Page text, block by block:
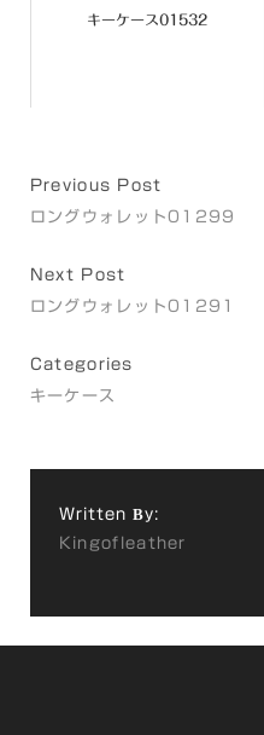
キーケース01532
Previous Post
ロングウォレット01299
Next Post
ロングウォレット01291
Categories
キーケース
Written By:
Kingofleather